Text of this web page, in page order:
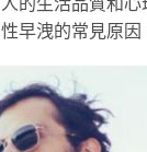
早洩的常見原因